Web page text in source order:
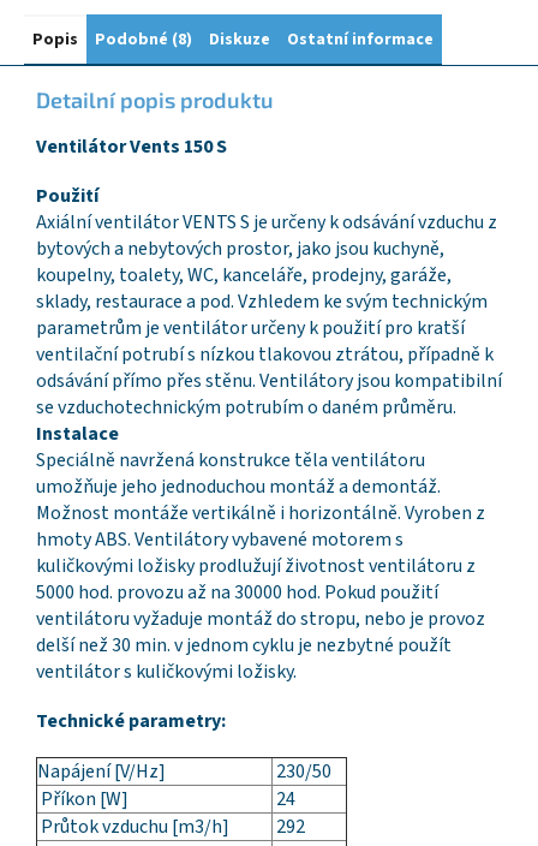
Popis Podobné (8) Diskuze Ostatní informace
Detailní popis produktu
Ventilátor Vents 150 S
Použití
Axiální ventilátor VENTS S je určeny k odsávání vzduchu z
bytových a nebytových prostor, jako jsou kuchyně,
koupelny, toalety, WC, kanceláře, prodejny, garáže,
sklady, restaurace a pod. Vzhledem ke svým technickým
parametrům je ventilátor určeny k použití pro kratší
ventilační potrubí s nízkou tlakovou ztrátou, případně k
odsávání přímo přes stěnu. Ventilátory jsou kompatibilní
se vzduchotechnickým potrubím o daném průměru.
Instalace
Speciálně navržená konstrukce těla ventilátoru
umožňuje jeho jednoduchou montáž a demontáž.
Možnost montáže vertikálně i horizontálně. Vyroben z
hmoty ABS. Ventilátory vybavené motorem s
kuličkovými ložisky prodlužují životnost ventilátoru z
5000 hod. provozu až na 30000 hod. Pokud použití
ventilátoru vyžaduje montáž do stropu, nebo je provoz
delší než 30 min. v jednom cyklu je nezbytné použít
ventilátor s kuličkovými ložisky.
Technické parametry:
Napájení [V/Hz]
230/50
Příkon [W]
24
Průtok vzduchu [m3/h]
292